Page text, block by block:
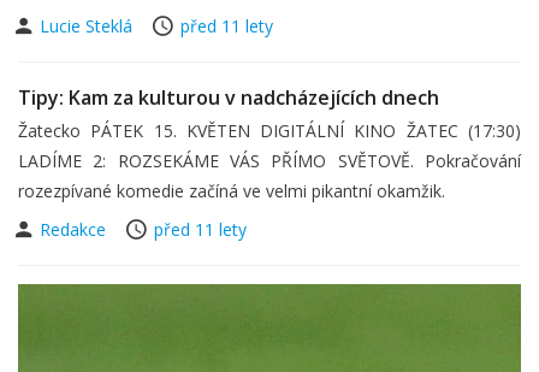
Lucie Steklá
před 11 lety
Tipy: Kam za kulturou v nadcházejících dnech
Žatecko PÁTEK 15. KVĚTEN DIGITÁLNÍ KINO ŽATEC (17:30)
LADÍME 2: ROZSEKÁME VÁS PŘÍMO SVĚTOVĚ. Pokračování
rozezpívané komedie začíná ve velmi pikantní okamžik.
Redakce
před 11 lety